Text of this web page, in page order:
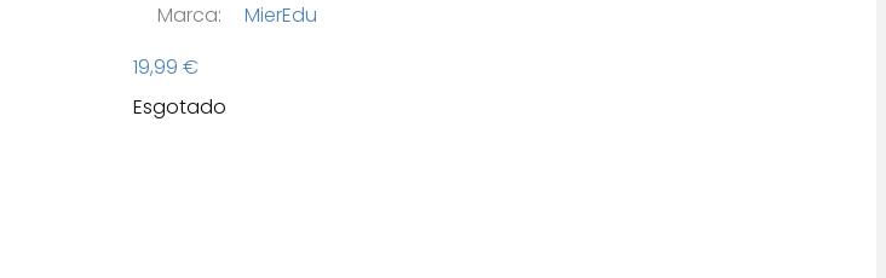
Marca:
MierEdu
19,99 €
Esgotado